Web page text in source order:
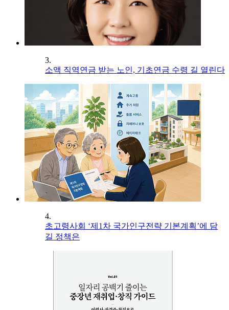
3.
소액 직역연금 받는 노인, 기초연금 수령 길 열린다
4.
초고령사회 ‘제1차 국가인구전략 기본계획’에 담
길 정책은